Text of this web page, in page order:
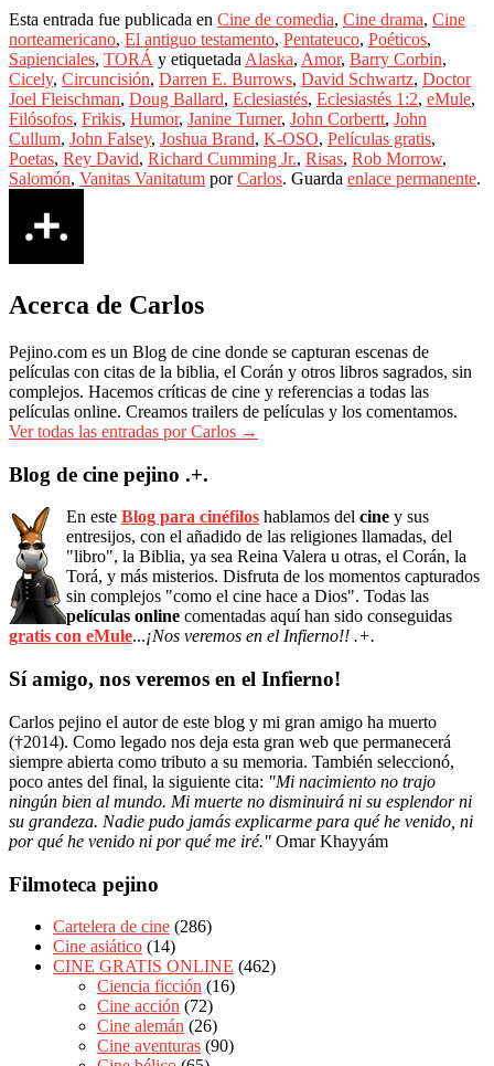
Esta entrada fue publicada en Cine de comedia, Cine drama, Cine
norteamericano, El antiguo testamento, Pentateuco, Poéticos,
Sapienciales, TORÁ y etiquetada Alaska, Amor, Barry Corbin,
Cicely, Circuncisión, Darren E. Burrows, David Schwartz, Doctor
Joel Fleischman, Doug Ballard, Eclesiastés, Eclesiastés 1:2, eMule,
Filósofos, Frikis, Humor, Janine Turner, John Corbertt, John
Cullum, John Falsey, Joshua Brand, K-OSO, Películas gratis,
Poetas, Rey David, Richard Cumming Jr., Risas, Rob Morrow,
Salomón, Vanitas Vanitatum porCarlos. Guarda enlace permanente.
Acerca de Carlos
Pejino.com es un Blog de cine donde se capturan escenas de
películas con citas de la biblia, el Corán y otros libros sagrados, sin
complejos. Hacemos críticas de cine y referencias a todas las
películas online. Creamos trailers de películas y los comentamos.
Ver todas las entradas por Carlos →
Blog de cine pejino .+.
En este Blog para cinéfilos hablamos del cine y sus
entresijos, con el añadido de las religiones llamadas, del
"libro", la Biblia, ya sea Reina Valera u otras, el Corán, la
Torá, y más misterios. Disfruta de los momentos capturados
sin complejos "como el cine hace a Dios". Todas las
películas online comentadas aquí han sido conseguidas
gratis con eMule...¡Nos veremos en el Infierno!! .+.
Sí amigo, nos veremos en el Infierno!
Carlos pejino el autor de este blog y mi gran amigo ha muerto
(†2014). Como legado nos deja esta gran web que permanecerá
siempre abierta como tributo a su memoria. También seleccionó,
poco antes del final, la siguiente cita: "Mi nacimiento no trajo
ningún bien al mundo. Mi muerte no disminuirá ni su esplendor ni
su grandeza. Nadie pudo jamás explicarme para qué he venido, ni
por qué he venido ni por qué me iré." Omar Khayyám
Filmoteca pejino
Cartelera de cine (286)
Cine asiático (14)
CINE GRATIS ONLINE (462)
Ciencia ficción (16)
Cine acción (72)
Cine alemán (26)
Cine aventuras (90)